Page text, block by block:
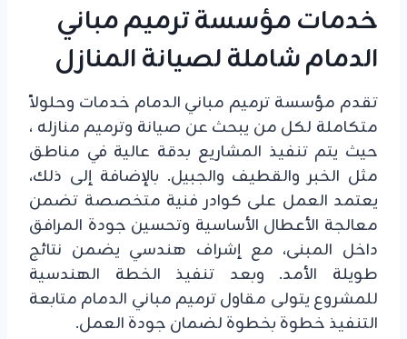
خدمات مؤسسة ترميم مباني
الدمام شاملة لصيانة المنازل
تقدم مؤسسة ترميم مباني الدمام خدمات وحلولاً
متكاملة لكل من يبحث عن صيانة وترميم منازله ،
حيث يتم تنفيذ المشاريع بدقة عالية في مناطق
مثل الخبر والقطيف والجبيل. بالإضافة إلى ذلك،
يعتمد العمل على كوادر فنية متخصصة تضمن
معالجة الأعطال الأساسية وتحسين جودة المرافق
داخل المبنى، مع إشراف هندسي يضمن نتائج
طويلة الأمد. وبعد تنفيذ الخطة الهندسية
للمشروع يتولى مقاول ترميم مباني الدمام متابعة
التنفيذ خطوة بخطوة لضمان جودة العمل.